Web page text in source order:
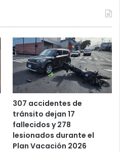
307 accidentes de
tránsito dejan 17
fallecidos y 278
lesionados durante el
Plan Vacación 2026